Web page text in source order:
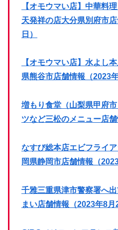
【オモウマい店】中華料
天発祥の店大分県別府市
日）
【オモウマい店】水よし
県熊谷市店舗情報（2023
増もり食堂（山梨県甲府
ツなど三松のメニュー店
なすび総本店エビフライ
岡県静岡市店舗情報（
千雅三重県津市警察署へ
まい店舗情報（2023年8月